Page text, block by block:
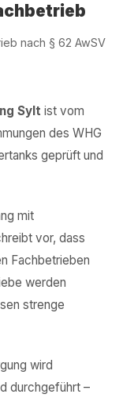
nach § 62 AwSV
Sylt ist vom
des WHG
geprüft und
mit
vor, dass
Fachbetrieben
werden
strenge
wird
durchgeführt –